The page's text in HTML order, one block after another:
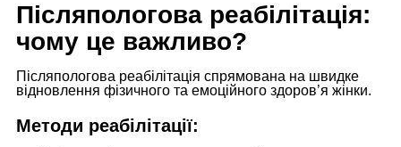
Післяпологова реабілітація:
чому це важливо?
Післяпологова реабілітація спрямована на швидке
відновлення фізичного та емоційного здоров’я жінки.
Методи реабілітації: